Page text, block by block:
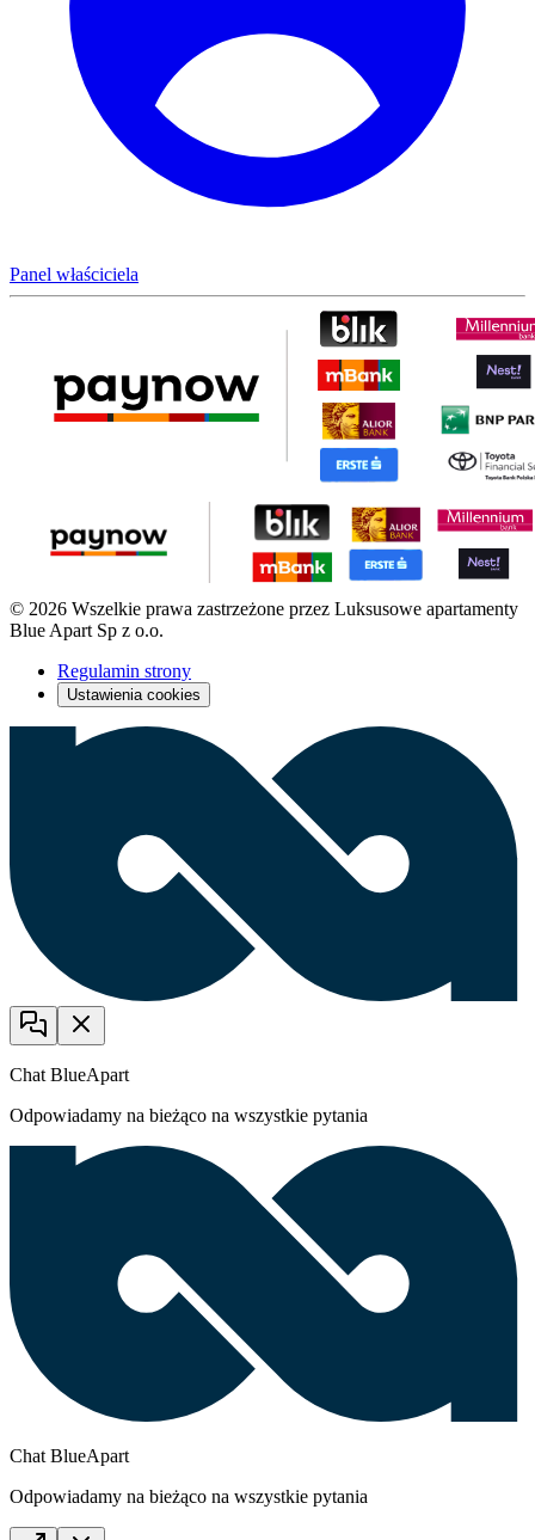
Panel właściciela
© 2026 Wszelkie prawa zastrzeżone przez Luksusowe apartamenty
Blue Apart Sp z o.o.
Regulamin strony
Ustawienia cookies
Chat BlueApart
Odpowiadamy na bieżąco na wszystkie pytania
Chat BlueApart
Odpowiadamy na bieżąco na wszystkie pytania